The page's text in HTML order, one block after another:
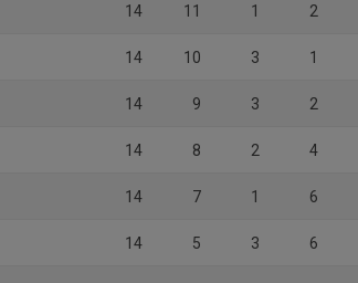
14 11 1 2
14 10 3 1
14 9 3 2
14 8 2 4
14 7 1 6
14 5 3 6